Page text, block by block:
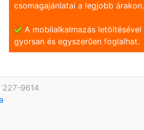
csomagajánlatai a legjobb árakon.
A mobilalkalmazás letöltésével
gyorsan és egyszerũen foglalhat.
9614